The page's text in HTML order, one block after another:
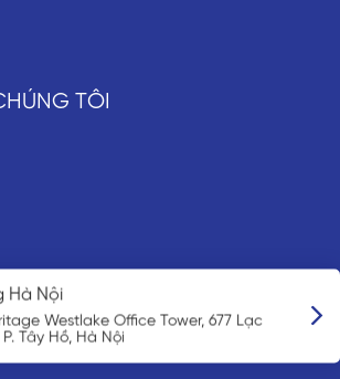
TÔI
Hà Nội
Westlake Office Tower, 677 Lạc
Tây Hồ, Hà Nội